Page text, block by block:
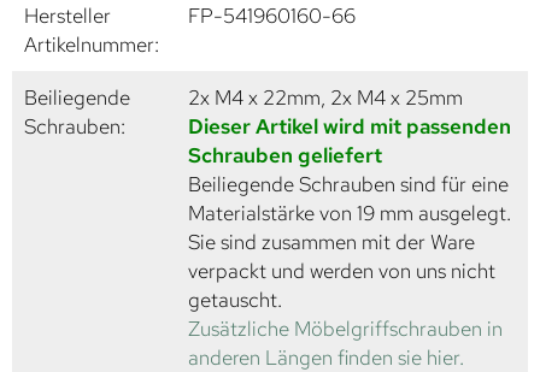
Hersteller
Artikelnummer:
FP-541960160-66
Beiliegende
Schrauben:
2x M4 x 22mm, 2x M4 x 25mm
Dieser Artikel wird mit passenden
Schrauben geliefert
Beiliegende Schrauben sind für eine
Materialstärke von 19 mm ausgelegt.
Sie sind zusammen mit der Ware
verpackt und werden von uns nicht
getauscht.
Zusätzliche Möbelgriffschrauben in
anderen Längen finden sie hier.